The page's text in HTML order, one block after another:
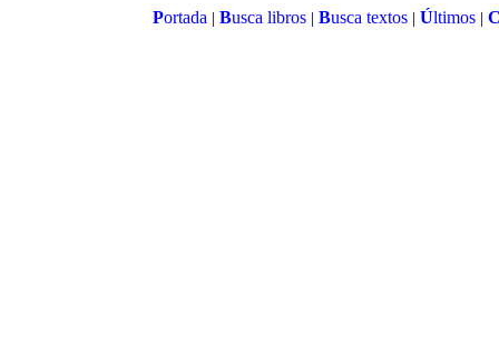
Portada| Busca libros| Busca textos| Últimos|